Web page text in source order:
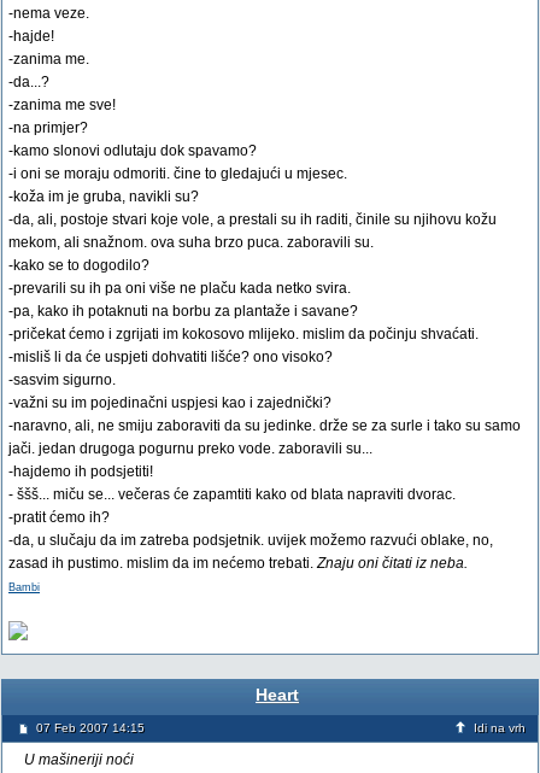
-nema veze.
-hajde!
-zanima me.
-da...?
-zanima me sve!
-na primjer?
-kamo slonovi odlutaju dok spavamo?
-i oni se moraju odmoriti. čine to gledajući u mjesec.
-koža im je gruba, navikli su?
-da, ali, postoje stvari koje vole, a prestali su ih raditi, činile su njihovu kožu
mekom, ali snažnom. ova suha brzo puca. zaboravili su.
-kako se to dogodilo?
-prevarili su ih pa oni više ne plaču kada netko svira.
-pa, kako ih potaknuti na borbu za plantaže i savane?
-pričekat ćemo i zgrijati im kokosovo mlijeko. mislim da počinju shvaćati.
-misliš li da će uspjeti dohvatiti lišće? ono visoko?
-sasvim sigurno.
-važni su im pojedinačni uspjesi kao i zajednički?
-naravno, ali, ne smiju zaboraviti da su jedinke. drže se za surle i tako su samo
jači. jedan drugoga pogurnu preko vode. zaboravili su...
-hajdemo ih podsjetiti!
- ššš... miču se... večeras će zapamtiti kako od blata napraviti dvorac.
-pratit ćemo ih?
-da, u slučaju da im zatreba podsjetnik. uvijek možemo razvući oblake, no,
zasad ih pustimo. mislim da im nećemo trebati.Znaju oni čitati iz neba.
Bambi
Heart
07 Feb 2007 14:15 Idi na vrh
U mašineriji noći